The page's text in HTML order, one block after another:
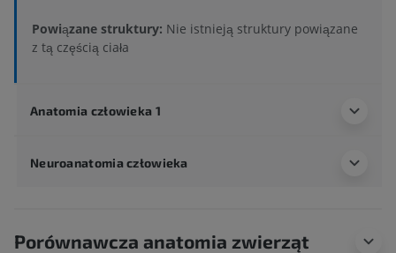
Powiązane struktury: Nie istnieją struktury powiązane
z tą częścią ciała
Anatomia człowieka 1
Neuroanatomia człowieka
Porównawcza anatomia zwierząt